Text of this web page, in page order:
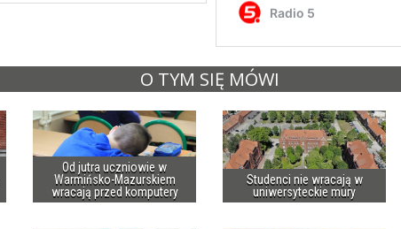
O TYM SIĘ MÓWI
Od jutra uczniowie w
Warmińsko-Mazurskiem
wracają przed komputery
Studenci nie wracają w
uniwersyteckie mury